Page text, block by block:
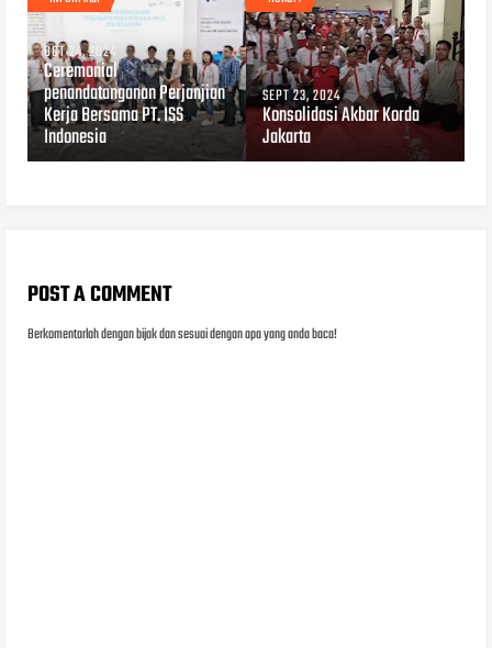
OCT 24, 2024
Ceremonial
penandatanganan Perjanjian
Kerja Bersama PT. ISS
Indonesia
SEPT 23, 2024
Konsolidasi Akbar Korda
Jakarta
POST A COMMENT
Berkomentarlah dengan bijak dan sesuai dengan apa yang anda baca!